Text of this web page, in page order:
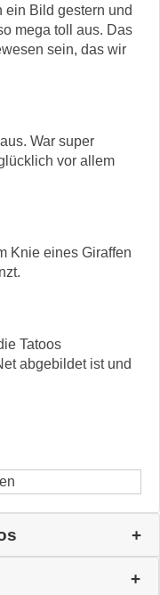
ein Bild gestern und
mega toll aus. Das
sein, das wir
War super
vor allem
Knie eines Giraffen
Tatoos
abgebildet ist und